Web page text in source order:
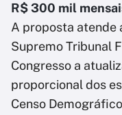
R$ 300 mil
A proposta atende
Supremo Tribunal
Congresso a
proporcional dos
Censo